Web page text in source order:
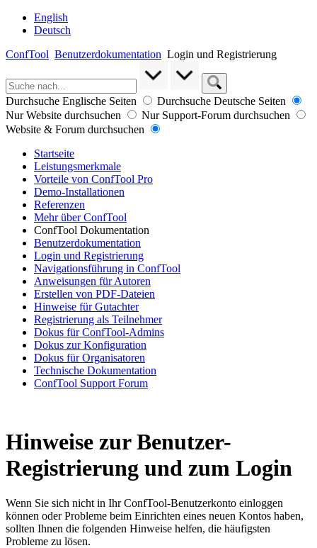
English
Deutsch
ConfTool Benutzerdokumentation Login und Registrierung
Durchsuche Englische Seiten
Durchsuche Deutsche Seiten
Nur Website durchsuchen
Nur Support-Forum durchsuchen
Website & Forum durchsuchen
Startseite
Leistungsmerkmale
Vorteile von ConfTool Pro
Demo-Installationen
Referenzen
Mehr über ConfTool
ConfTool Dokumentation
Benutzerdokumentation
Login und Registrierung
Navigationsführung in ConfTool
Anweisungen für Autoren
Erstellen von PDF-Dateien
Hinweise für Gutachter
Registrierung als Teilnehmer
Dokus für ConfTool-Admins
Dokus zur Konfiguration
Dokus für Organisatoren
Technische Dokumentation
ConfTool Support Forum
Hinweise zur Benutzer-
Registrierung und zum Login
Wenn Sie sich nicht in Ihr ConfTool-Benutzerkonto einloggen
können oder Probleme beim Einrichten eines neuen Kontos haben,
sollten Ihnen die folgenden Hinweise helfen, die häufigsten
Probleme zu lösen.